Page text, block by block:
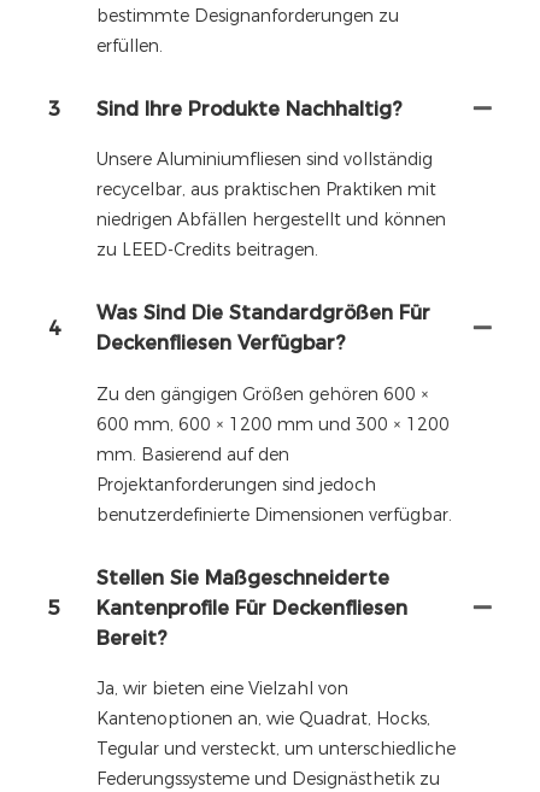
bestimmte Designanforderungen zu
erfüllen.
3 Sind Ihre Produkte Nachhaltig?
Unsere Aluminiumfliesen sind vollständig
recycelbar, aus praktischen Praktiken mit
niedrigen Abfällen hergestellt und können
zu LEED-Credits beitragen.
4
Was Sind Die Standardgrößen Für
Deckenfliesen Verfügbar?
Zu den gängigen Größen gehören 600 ×
600 mm, 600 × 1200 mm und 300 × 1200
mm. Basierend auf den
Projektanforderungen sind jedoch
benutzerdefinierte Dimensionen verfügbar.
5
Stellen Sie Maßgeschneiderte
Kantenprofile Für Deckenfliesen
Bereit?
Ja, wir bieten eine Vielzahl von
Kantenoptionen an, wie Quadrat, Hocks,
Tegular und versteckt, um unterschiedliche
Federungssysteme und Designästhetik zu